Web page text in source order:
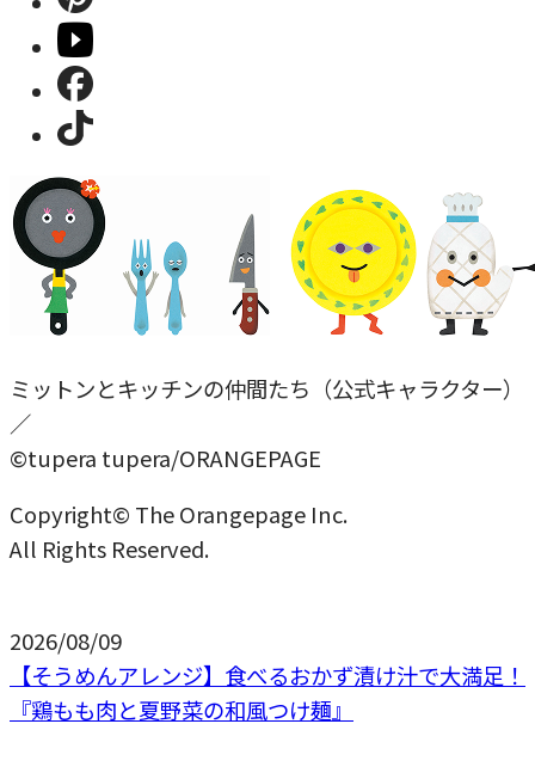
ミットンとキッチンの仲間たち（公式キャラクター）
／
©tupera tupera/ORANGEPAGE
Copyright© The Orangepage Inc.
All Rights Reserved.
2026/08/09
【そうめんアレンジ】食べるおかず漬け汁で大満足！
『鶏もも肉と夏野菜の和風つけ麺』